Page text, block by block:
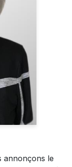
annonçons le